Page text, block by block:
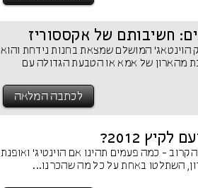
חשיבותם של אקססוריז
הוינטאג' המושלם שמצאת בחנות נידחת והוא
מהארון של אמא או הטבעת הגדולה עם
לכתבה המלאה
2012?
- כמה פעמים תהינו אם הוינטיג' ואופנת
השתלטו באחת על כל מה שהכרנו...